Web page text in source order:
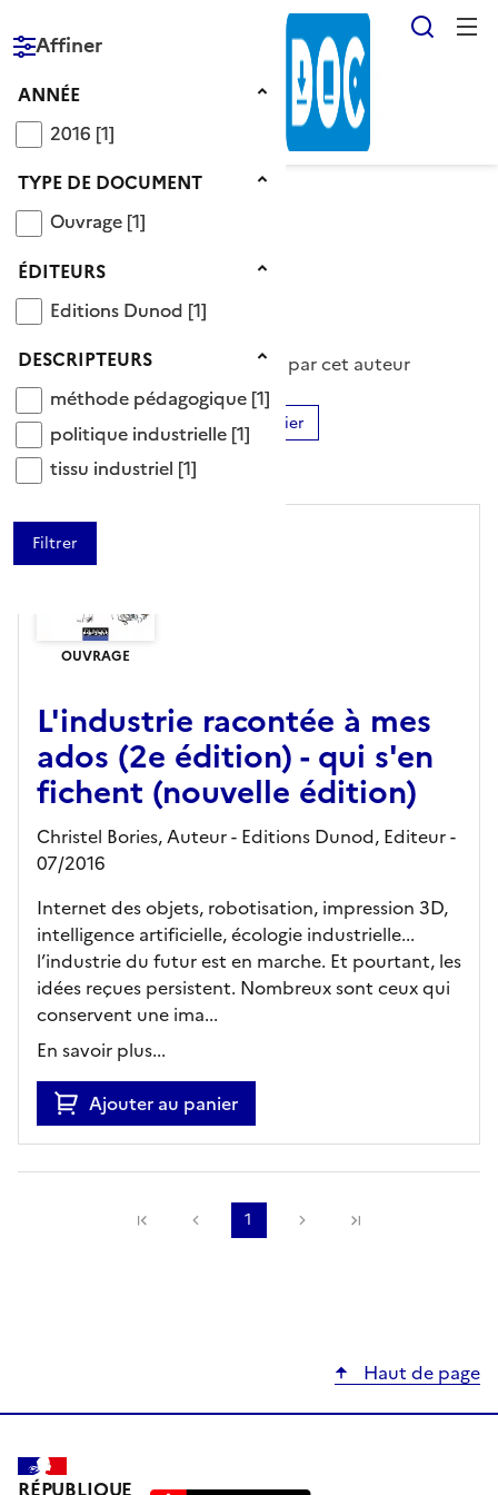
FRANÇAISE
Voir le fil d’Ariane
Affiner
Année
ANNÉE
20162016 [1]
Type de document
TYPE DE DOCUMENT
Ouvrage
Ouvrage [1]
Éditeurs
ÉDITEURS
Editions Dunod
Editions Dunod [1]
Descripteurs
DESCRIPTEURS
méthode pédagogique
méthode pédagogique [1]
politique industrielle
politique industrielle [1]
tissu industriel
tissu industriel [1]
Auteur Christel Bories
1 Documents disponibles écrits par cet auteur
Tris disponibles (Ouverture d'une modale)
Ajouter le résultat au panier
Affiner la recherche
OUVRAGE
L'industrie racontée à mes
ados (2e édition) - qui s'en
fichent (nouvelle édition)
Christel Bories, Auteur - Editions Dunod, Editeur-
07/2016
Internet des objets, robotisation, impression 3D,
intelligence artificielle, écologie industrielle...
l’industrie du futur est en marche. Et pourtant, les
idées reçues persistent. Nombreux sont ceux qui
conservent une ima...
En savoir plus...
Ajouter au panier
Précédente
1 Suivante
Haut de page